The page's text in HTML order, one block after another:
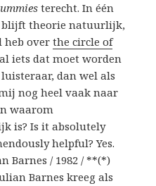
terecht. In één
blijft theorie natuurlijk,
heb overthe circle of
iets dat moet worden
dan wel als
nog heel vaak naar
waarom
is?Is it absolutely
helpful? Yes.
Barnes / 1982 / **(*)
Barnes kreeg als